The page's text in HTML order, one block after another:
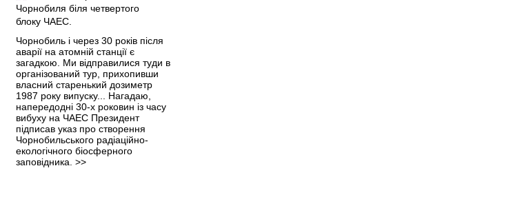
Чорнобиль і через 30 років після
аварії на атомній станції є
загадкою. Ми відправилися туди в
організований тур, прихопивши
власний старенький дозиметр
1987 року випуску... Нагадаю,
напередодні 30-х роковин із часу
вибуху на ЧАЕС Президент
підписав указ про створення
Чорнобильського радіаційно-
екологічного біосферного
заповідника. >>